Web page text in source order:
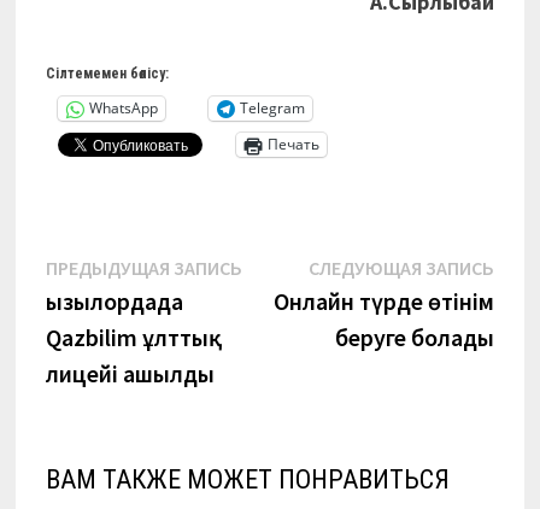
Сілтемемен бөлісу:
WhatsApp
Telegram
Печать
Навигация
по
записям
ПРЕДЫДУЩАЯ ЗАПИСЬПредыдущая
запись:
Қызылордада
Qazbilim ұлттық
лицейі ашылды
СЛЕДУЮЩАЯ ЗАПИСЬ
Онлайн түрде өтінім
беруге болады
ВАМ ТАКЖЕ МОЖЕТ ПОНРАВИТЬСЯ